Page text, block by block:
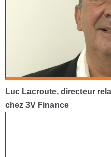
Luc Lacroute, directeur
chez 3V Finance